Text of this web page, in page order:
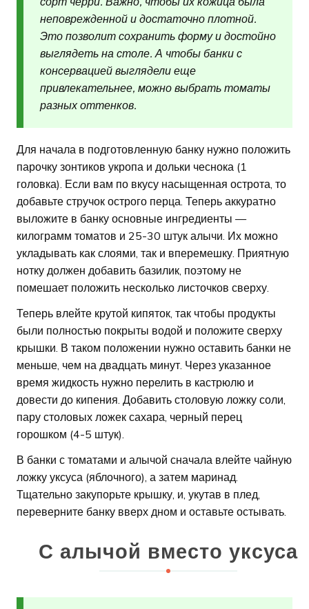
неповрежденной и достаточно плотной.
Это позволит сохранить форму и достойно
выглядеть на столе. А чтобы банки с
консервацией выглядели еще
привлекательнее, можно выбрать томаты
разных оттенков.
Для начала в подготовленную банку нужно положить
парочку зонтиков укропа и дольки чеснока (1
головка). Если вам по вкусу насыщенная острота, то
добавьте стручок острого перца. Теперь аккуратно
выложите в банку основные ингредиенты —
килограмм томатов и 25-30 штук алычи. Их можно
укладывать как слоями, так и вперемешку. Приятную
нотку должен добавить базилик, поэтому не
помешает положить несколько листочков сверху.
Теперь влейте крутой кипяток, так чтобы продукты
были полностью покрыты водой и положите сверху
крышки. В таком положении нужно оставить банки не
меньше, чем на двадцать минут. Через указанное
время жидкость нужно перелить в кастрюлю и
довести до кипения. Добавить столовую ложку соли,
пару столовых ложек сахара, черный перец
горошком (4-5 штук).
В банки с томатами и алычой сначала влейте чайную
ложку уксуса (яблочного), а затем маринад.
Тщательно закупорьте крышку, и, укутав в плед,
переверните банку вверх дном и оставьте остывать.
С алычой вместо уксуса